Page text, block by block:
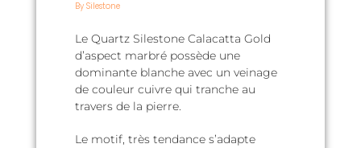
By Silestone
Le Quartz Silestone Calacatta Gold
d’aspect marbré possède une
dominante blanche avec un veinage
de couleur cuivre qui tranche au
travers de la pierre.
Le motif, très tendance s’adapte